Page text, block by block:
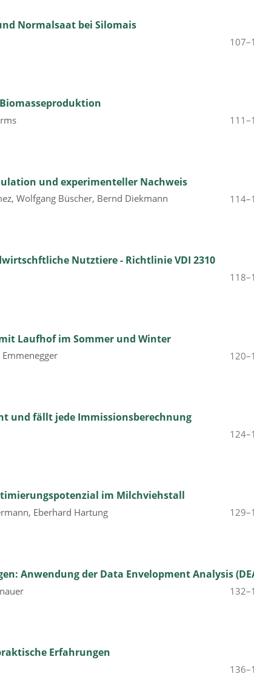
Normalsaat bei Silomais
und experimenteller Nachweis
Wolfgang Büscher, Bernd Diekmann
Nutztiere - Richtlinie VDI 2310
Laufhof im Sommer und Winter
und fällt jede Immissionsberechnung
im Milchviehstall
Eberhard Hartung
Anwendung der Data Envelopment Analysis
Erfahrungen